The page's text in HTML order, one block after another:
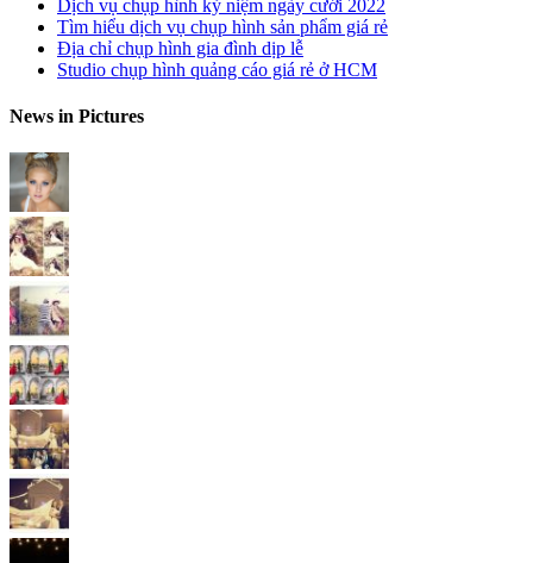
Dịch vụ chụp hình kỷ niệm ngày cưới 2022
Tìm hiểu dịch vụ chụp hình sản phẩm giá rẻ
Địa chỉ chụp hình gia đình dịp lễ
Studio chụp hình quảng cáo giá rẻ ở HCM
News in Pictures